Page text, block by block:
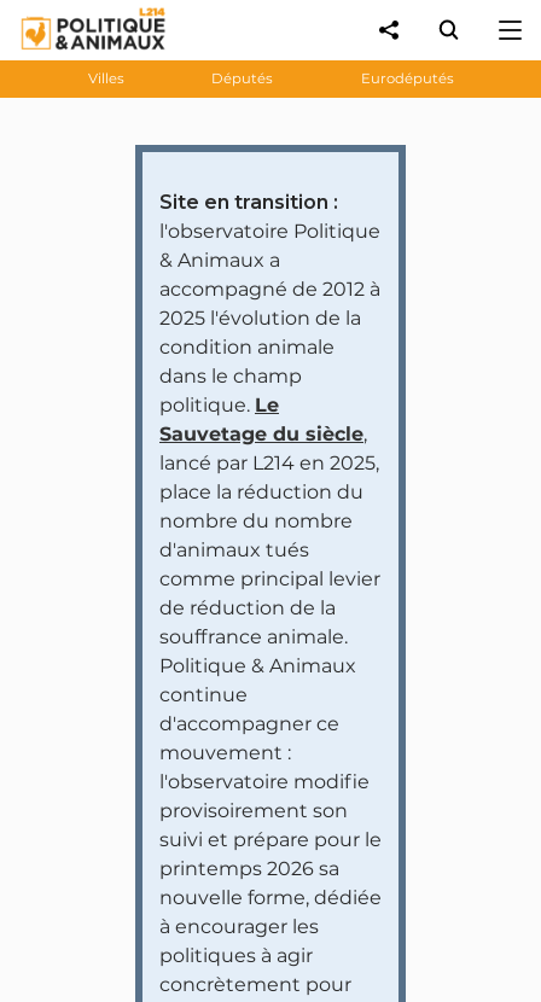
Villes Députés Eurodéputés
Site en transition :
l'observatoire Politique
& Animaux a
accompagné de 2012 à
2025 l'évolution de la
condition animale
dans le champ
politique. Le
Sauvetage du siècle,
lancé par L214 en 2025,
place la réduction du
nombre du nombre
d'animaux tués
comme principal levier
de réduction de la
souffrance animale.
Politique & Animaux
continue
d'accompagner ce
mouvement :
l'observatoire modifie
provisoirement son
suivi et prépare pour le
printemps 2026 sa
nouvelle forme, dédiée
à encourager les
politiques à agir
concrètement pour